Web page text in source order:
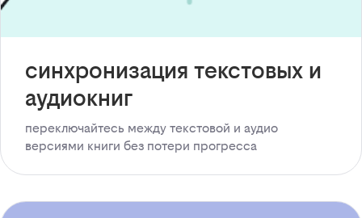
синхронизация текстовых и
аудиокниг
переключайтесь между текстовой и аудио
версиями книги без потери прогресса